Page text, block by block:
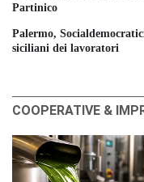
Partinico
Palermo,
siciliani dei lavoratori
COOPERATIVE &